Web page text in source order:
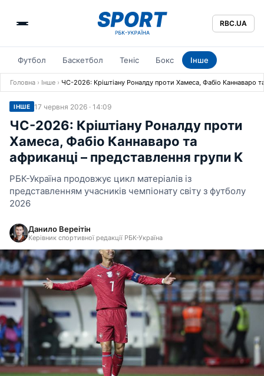
RBC.UA
Футбол Баскетбол Теніс Бокс Інше
Головна › Інше › ЧС-2026: Кріштіану Роналду проти Хамеса, Фабіо Каннаваро
ІНШЕ 17 червня 2026 · 14:09
ЧС-2026: Кріштіану Роналду проти
Хамеса, Фабіо Каннаваро та
африканці – представлення групи K
РБК-Україна продовжує цикл матеріалів із
представленням учасників чемпіонату світу з футболу
2026
Данило Вереітін
Керівник спортивної редакції РБК-Україна